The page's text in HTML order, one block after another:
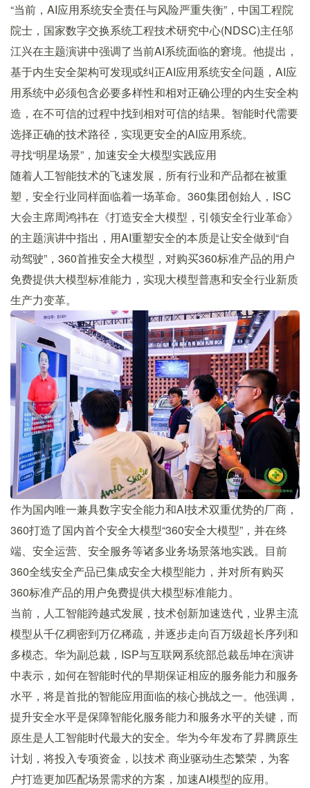
“当前，AI应用系统安全责任与风险严重失衡”，中国工程院
院士，国家数字交换系统工程技术研究中心(NDSC)主任邬
江兴在主题演讲中强调了当前AI系统面临的窘境。他提出，
基于内生安全架构可发现或纠正AI应用系统安全问题，AI应
用系统中必须包含必要多样性和相对正确公理的内生安全构
造，在不可信的过程中找到相对可信的结果。智能时代需要
选择正确的技术路径，实现更安全的AI应用系统。
寻找“明星场景”，加速安全大模型实践应用
随着人工智能技术的飞速发展，所有行业和产品都在被重
塑，安全行业同样面临着一场革命。360集团创始人，ISC
大会主席周鸿祎在《打造安全大模型，引领安全行业革命》
的主题演讲中指出，用AI重塑安全的本质是让安全做到“自
动驾驶”，360首推安全大模型，对购买360标准产品的用户
免费提供大模型标准能力，实现大模型普惠和安全行业新质
生产力变革。
作为国内唯一兼具数字安全能力和AI技术双重优势的厂商，
360打造了国内首个安全大模型“360安全大模型”，并在终
端、安全运营、安全服务等诸多业务场景落地实践。目前
360全线安全产品已集成安全大模型能力，并对所有购买
360标准产品的用户免费提供大模型标准能力。
当前，人工智能跨越式发展，技术创新加速迭代，业界主流
模型从千亿稠密到万亿稀疏，并逐步走向百万级超长序列和
多模态。华为副总裁，ISP与互联网系统部总裁岳坤在演讲
中表示，如何在智能时代的早期保证相应的服务能力和服务
水平，将是首批的智能应用面临的核心挑战之一。他强调，
提升安全水平是保障智能化服务能力和服务水平的关键，而
原生是人工智能时代最大的安全。华为今年发布了昇腾原生
计划，将投入专项资金，以技术 商业驱动生态繁荣，为客
户打造更加匹配场景需求的方案，加速AI模型的应用。